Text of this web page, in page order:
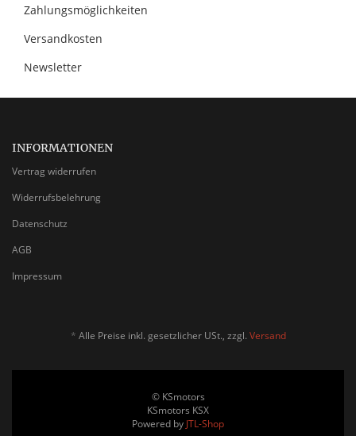
Zahlungsmöglichkeiten
Versandkosten
Newsletter
INFORMATIONEN
Vertrag widerrufen
Widerrufsbelehrung
Datenschutz
AGB
Impressum
* Alle Preise inkl. gesetzlicher USt., zzgl. Versand
© KSmotors
KSmotors KSX
Powered by JTL-Shop